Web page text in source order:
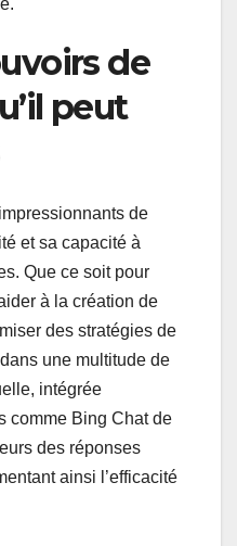
de
peut
de
et sa capacité à
Que ce soit pour
à la création de
des stratégies de
une multitude de
intégrée
comme Bing Chat de
des réponses
ainsi l’efficacité